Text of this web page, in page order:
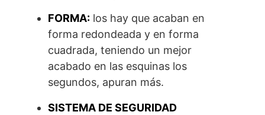
FORMA: los hay que acaban en
forma redondeada y en forma
cuadrada, teniendo un mejor
acabado en las esquinas los
segundos, apuran más.
SISTEMA DE SEGURIDAD